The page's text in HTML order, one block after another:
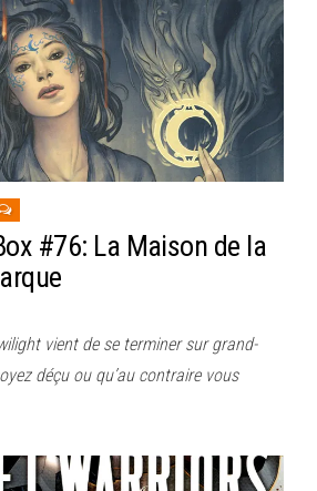
#76: La Maison de la
vient de se terminer sur grand-
déçu ou qu’au contraire vous